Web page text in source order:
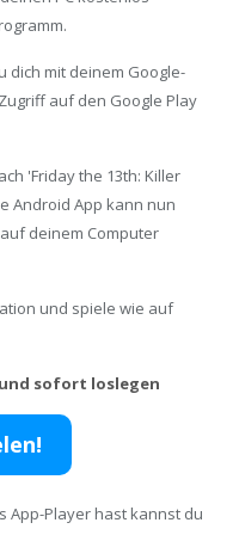
dich mit deinem Google-
auf den Google Play
'Friday the 13th: Killer
Android App kann nun
deinem Computer
und spiele wie auf
sofort loslegen
App-Player hast kannst du